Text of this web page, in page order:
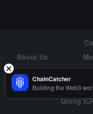
About Us
Risk Warning
Qiong
ChainCatcher
Building the Web3